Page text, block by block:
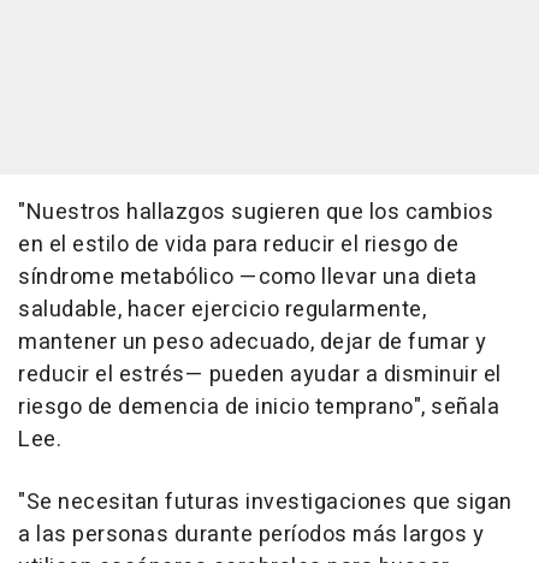
"Nuestros hallazgos sugieren que los cambios
en el estilo de vida para reducir el riesgo de
síndrome metabólico —como llevar una dieta
saludable, hacer ejercicio regularmente,
mantener un peso adecuado, dejar de fumar y
reducir el estrés— pueden ayudar a disminuir el
riesgo de demencia de inicio temprano", señala
Lee.
"Se necesitan futuras investigaciones que sigan
a las personas durante períodos más largos y